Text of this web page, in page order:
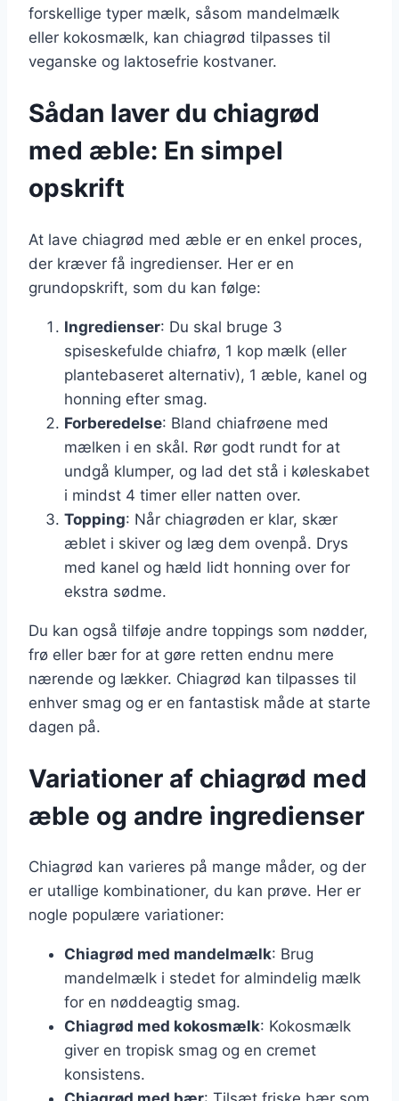
forskellige typer mælk, såsom mandelmælk
eller kokosmælk, kan chiagrød tilpasses til
veganske og laktosefrie kostvaner.
Sådan laver du chiagrød
med æble: En simpel
opskrift
At lave chiagrød med æble er en enkel proces,
der kræver få ingredienser. Her er en
grundopskrift, som du kan følge:
Ingredienser: Du skal bruge 3
spiseskefulde chiafrø, 1 kop mælk (eller
plantebaseret alternativ), 1 æble, kanel og
honning efter smag.
Forberedelse: Bland chiafrøene med
mælken i en skål. Rør godt rundt for at
undgå klumper, og lad det stå i køleskabet
i mindst 4 timer eller natten over.
Topping: Når chiagrøden er klar, skær
æblet i skiver og læg dem ovenpå. Drys
med kanel og hæld lidt honning over for
ekstra sødme.
Du kan også tilføje andre toppings som nødder,
frø eller bær for at gøre retten endnu mere
nærende og lækker. Chiagrød kan tilpasses til
enhver smag og er en fantastisk måde at starte
dagen på.
Variationer af chiagrød med
æble og andre ingredienser
Chiagrød kan varieres på mange måder, og der
er utallige kombinationer, du kan prøve. Her er
nogle populære variationer:
Chiagrød med mandelmælk: Brug
mandelmælk i stedet for almindelig mælk
for en nøddeagtig smag.
Chiagrød med kokosmælk: Kokosmælk
giver en tropisk smag og en cremet
konsistens.